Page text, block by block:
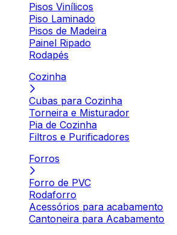
Pisos Vinílicos
Piso Laminado
Pisos de Madeira
Painel Ripado
Rodapés
Cozinha
Cubas para Cozinha
Torneira e Misturador
Pia de Cozinha
Filtros e Purificadores
Forros
Forro de PVC
Rodaforro
Acessórios para acabamento
Cantoneira para Acabamento